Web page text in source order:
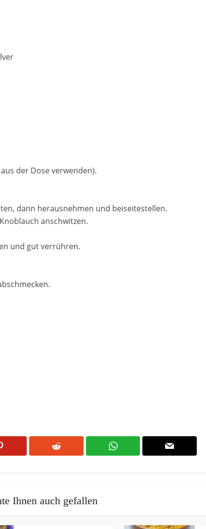
der Dose verwenden).
dann herausnehmen und beiseitestellen.
anschwitzen.
und gut verrühren.
Ihnen auch gefallen